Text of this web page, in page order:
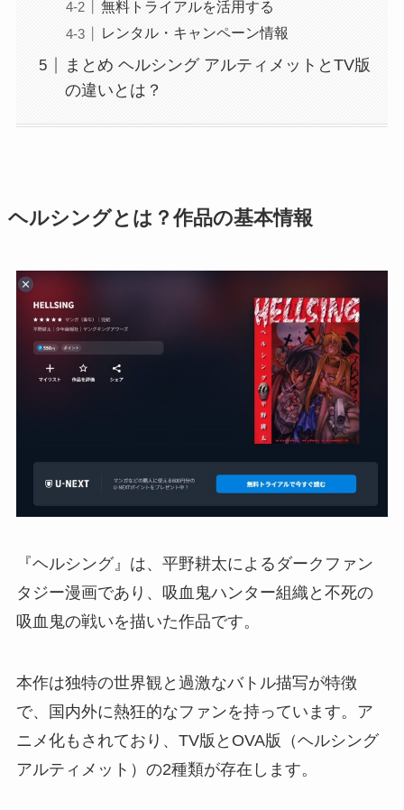
無料トライアルを活用する
レンタル・キャンペーン情報
まとめ ヘルシング アルティメットとTV版
の違いとは？
ヘルシングとは？作品の基本情報
『ヘルシング』は、平野耕太によるダークファン
タジー漫画であり、吸血鬼ハンター組織と不死の
吸血鬼の戦いを描いた作品です。
本作は独特の世界観と過激なバトル描写が特徴
で、国内外に熱狂的なファンを持っています。ア
ニメ化もされており、TV版とOVA版（ヘルシング
アルティメット）の2種類が存在します。